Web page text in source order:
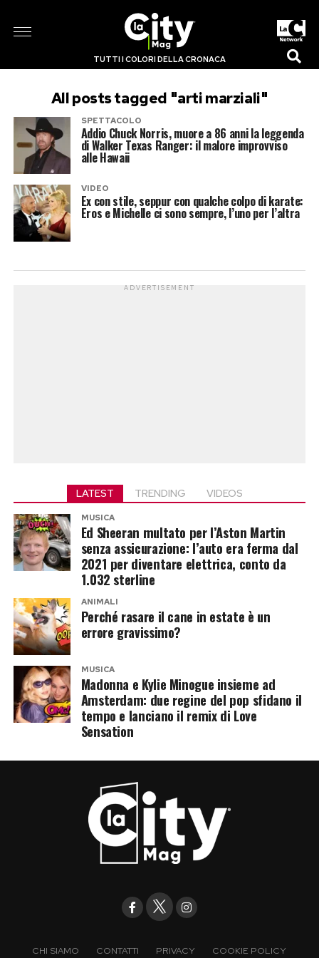
TUTTI I COLORI DELLA CRONACA
All posts tagged "arti marziali"
SPETTACOLO
Addio Chuck Norris, muore a 86 anni la leggenda
di Walker Texas Ranger: il malore improvviso
alle Hawaii
VIDEO
Ex con stile, seppur con qualche colpo di karate:
Eros e Michelle ci sono sempre, l’uno per l’altra
ADVERTISEMENT
LATEST TRENDING VIDEOS
MUSICA
Ed Sheeran multato per l’Aston Martin
senza assicurazione: l’auto era ferma dal
2021 per diventare elettrica, conto da
1.032 sterline
ANIMALI
Perché rasare il cane in estate è un
errore gravissimo?
MUSICA
Madonna e Kylie Minogue insieme ad
Amsterdam: due regine del pop sfidano il
tempo e lanciano il remix di Love
Sensation
CHI SIAMO CONTATTI PRIVACY COOKIE POLICY